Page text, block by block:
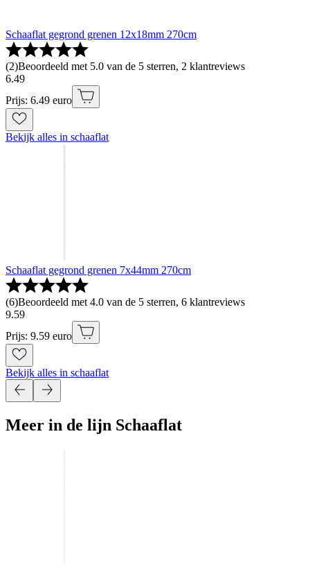
Schaaflat gegrond grenen 12x18mm 270cm
(2)Beoordeeld met 5.0 van de 5 sterren, 2 klantreviews
6.49
Prijs: 6.49 euro
Bekijk alles in schaaflat
Schaaflat gegrond grenen 7x44mm 270cm
(6)Beoordeeld met 4.0 van de 5 sterren, 6 klantreviews
9.59
Prijs: 9.59 euro
Bekijk alles in schaaflat
Meer in de lijn Schaaflat